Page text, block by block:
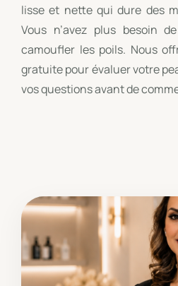
lisse et nette qui dure des
Vous n’avez plus besoin
camoufler les poils. Nous
gratuite pour évaluer votre
vos questions avant de